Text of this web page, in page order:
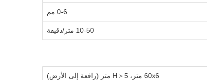
0-6 مم
10-50 متر/دقيقة
60x6 متر، H＞5 متر (رافعة إلى الأرض)